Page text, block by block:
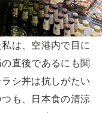
は、空港内で目に
直後であるにも関
シ丼は抗しがたい
も、日本食の清涼